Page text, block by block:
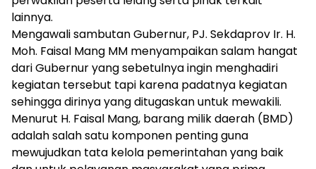
lainnya.
Mengawali sambutan Gubernur, PJ. Sekdaprov Ir. H.
Moh. Faisal Mang MM menyampaikan salam hangat
dari Gubernur yang sebetulnya ingin menghadiri
kegiatan tersebut tapi karena padatnya kegiatan
sehingga dirinya yang ditugaskan untuk mewakili.
Menurut H. Faisal Mang, barang milik daerah (BMD)
adalah salah satu komponen penting guna
mewujudkan tata kelola pemerintahan yang baik